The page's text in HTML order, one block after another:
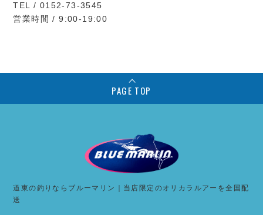
TEL / 0152-73-3545
営業時間 / 9:00-19:00
PAGE TOP
道東の釣りならブルーマリン｜当店限定のオリカラルアーを全国配
送